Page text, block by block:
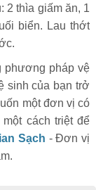
2 thìa giấm ăn, 1
biển. Lau thớt
phương pháp vệ
sinh của bạn trở
một đơn vị có
cách triệt để
Sạch - Đơn vị